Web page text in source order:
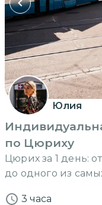
Юлия
по Цюриху
Цюрих за 1 день:
до одного из
3 часа